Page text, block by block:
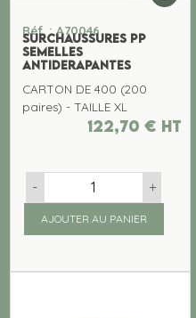
Réf. : A70046
SURCHAUSSURES PP
SEMELLES
ANTIDERAPANTES
CARTON DE 400 (200
paires) - TAILLE XL
122,70 € ht
- +
AJOUTER AU PANIER